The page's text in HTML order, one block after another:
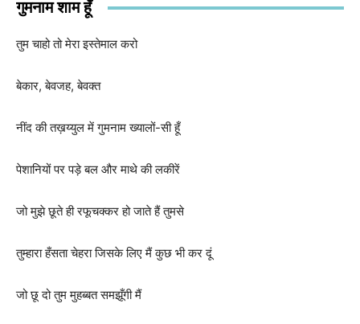
गुमनाम शाम हूँ
तुम चाहो तो मेरा इस्तेमाल करो
बेकार, बेवजह, बेवक्त
नींद की तख़य्युल में गुमनाम ख्यालों-सी हूँ
पेशानियों पर पड़े बल और माथे की लकीरें
जो मुझे छूते ही रफूचक्कर हो जाते हैं तुमसे
तुम्हारा हँसता चेहरा जिसके लिए मैं कुछ भी कर दूं
जो छू दो तुम मुहब्बत समझूँगी मैं